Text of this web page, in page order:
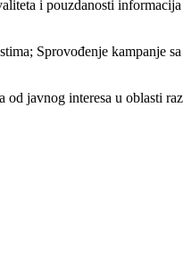
i pouzdanosti
Sprovođenje kampanje
od javnog interesa u oblasti